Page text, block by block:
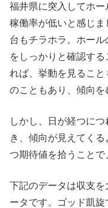
福井県に突入してホ
稼働率が低いと感じ
台もチラホラ。ホー
をしっかりと確認す
れば、挙動を見るこ
のこともあり、傾向を
しかし、日が経つに
き、傾向が見えてく
つ期待値を拾うことで
下記のデータは収支
ータです。ゴッド凱